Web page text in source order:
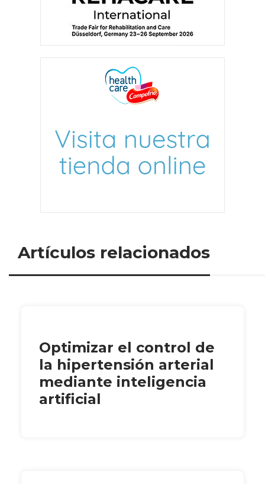
Artículos relacionados
Optimizar el control de
la hipertensión arterial
mediante inteligencia
artificial